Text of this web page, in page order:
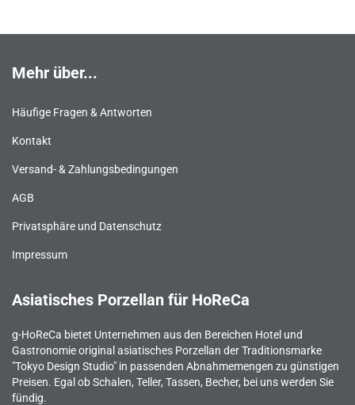
Mehr über...
Häufige Fragen & Antworten
Kontakt
Versand- & Zahlungsbedingungen
AGB
Privatsphäre und Datenschutz
Impressum
Asiatisches Porzellan für HoReCa
g-HoReCa bietet Unternehmen aus den Bereichen Hotel und
Gastronomie original asiatisches Porzellan der Traditionsmarke
"Tokyo Design Studio" in passenden Abnahmemengen zu günstigen
Preisen. Egal ob Schalen, Teller, Tassen, Becher, bei uns werden Sie
fündig.